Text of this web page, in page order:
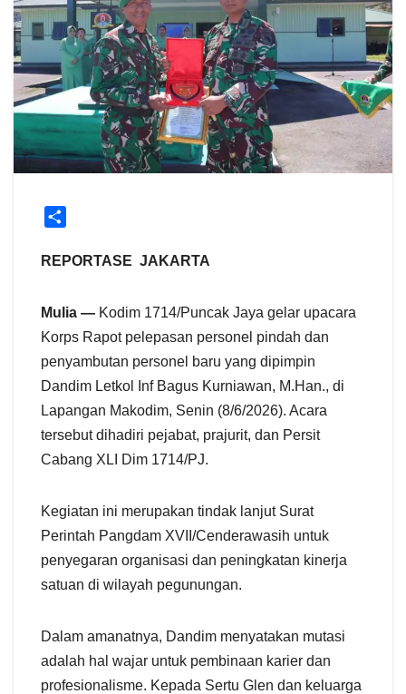
a
e
REPORTASE JAKARTA
Mulia — Kodim 1714/Puncak Jaya gelar upacara
Korps Rapot pelepasan personel pindah dan
penyambutan personel baru yang dipimpin
Dandim Letkol Inf Bagus Kurniawan, M.Han., di
Lapangan Makodim, Senin (8/6/2026). Acara
tersebut dihadiri pejabat, prajurit, dan Persit
Cabang XLI Dim 1714/PJ.
Kegiatan ini merupakan tindak lanjut Surat
Perintah Pangdam XVII/Cenderawasih untuk
penyegaran organisasi dan peningkatan kinerja
satuan di wilayah pegunungan.
Dalam amanatnya, Dandim menyatakan mutasi
adalah hal wajar untuk pembinaan karier dan
profesionalisme. Kepada Sertu Glen dan keluarga